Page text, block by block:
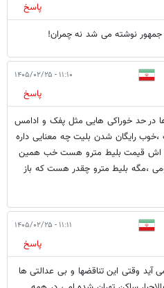
پاسخ
جمهور نوشته می شد نه چمران!
۱۱:۱۰ - ۱۴۰۵/۰۲/۲۵
پاسخ
در حد خوراکی هایی مثل پفک و ادامس
،خوب رایگان شدن بلیت چه معنایی داره
تا هست ،اخری اش قیمت بلیط مترو هست خب همین
،مگه بلیط مترو چقدر هست که باز
۱۱:۱۱ - ۱۴۰۵/۰۲/۲۵
پاسخ
وقتی این تناقضها و بی عدالتی ها